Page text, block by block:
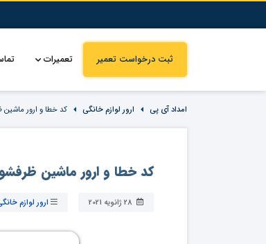
ثبت درخواست تعمیر تعمیرات
امداد آی پی ارور لوازم خانگی کد خطا و ارور ماشین
کد خطا و ارور ماشین
ارور لوازم